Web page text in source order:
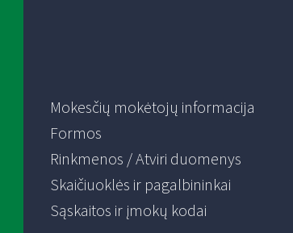
Mokesčių mokėtojų informacija
Formos
Rinkmenos / Atviri duomenys
Skaičiuoklės ir pagalbininkai
Sąskaitos ir įmokų kodai